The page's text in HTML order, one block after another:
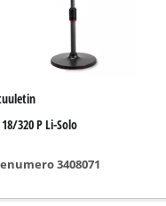
Oksasakset
18/320 P Li-Solo
3408071